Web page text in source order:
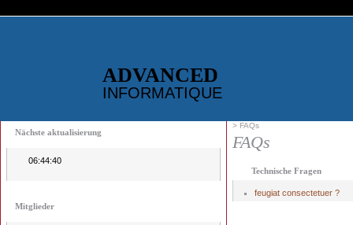
ADVANCED
INFORMATIQUE
Nächste aktualisierung
06:44:40
Mitglieder
> FAQs
FAQs
Technische Fragen
feugiat consectetuer ?